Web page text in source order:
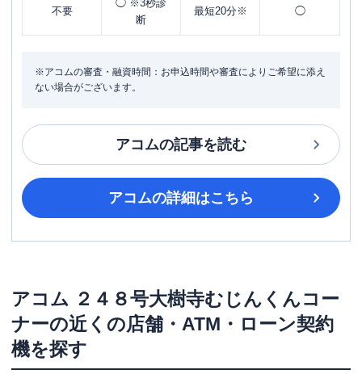
不要
◯ ※3秒診
断
最短20分※ ◯
※アコムの審査・融資時間：お申込時間や審査によりご希望に添え
ない場合がございます。
アコムの記事を読む
アコムの詳細はこちら
アコム ２４８号大樹寺むじんくんコー
ナーの近くの店舗・ATM・ローン契約
機を探す